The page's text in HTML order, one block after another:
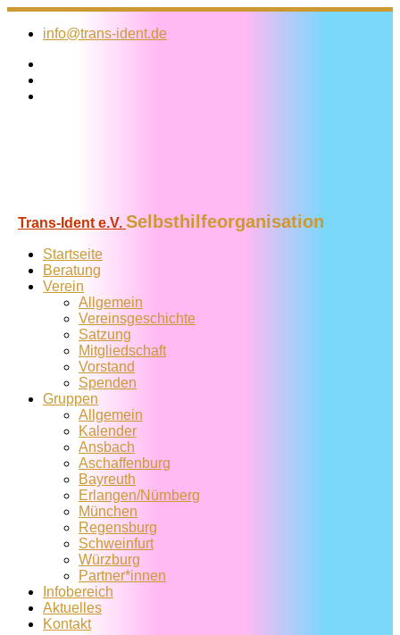
Zum
Inhalt
info@trans-ident.de
Trans-Ident e.V. Selbsthilfeorganisation
Startseite
Beratung
Verein
Allgemein
Vereins­geschichte
Satzung
Mitglied­schaft
Vorstand
Spenden
Gruppen
Allgemein
Kalender
Ansbach
Aschaffenburg
Bayreuth
Erlangen/Nürnberg
München
Regensburg
Schweinfurt
Würzburg
Partner*innen
Infobereich
Aktuelles
Kontakt